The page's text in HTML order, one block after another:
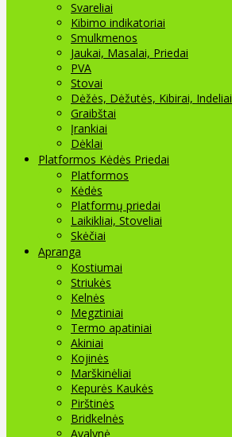
Svareliai
Kibimo indikatoriai
Smulkmenos
Jaukai, Masalai, Priedai
PVA
Stovai
Dėžės, Dėžutės, Kibirai, Indeliai
Graibštai
Įrankiai
Dėklai
Platformos Kėdės Priedai
Platformos
Kėdės
Platformų priedai
Laikikliai, Stoveliai
Skėčiai
Apranga
Kostiumai
Striukės
Kelnės
Megztiniai
Termo apatiniai
Akiniai
Kojinės
Marškinėliai
Kepurės Kaukės
Pirštinės
Bridkelnės
Avalynė